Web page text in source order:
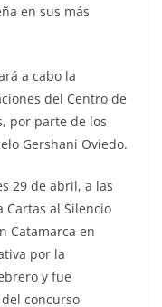
en sus más
a cabo la
del Centro de
por parte de los
Gershani Oviedo.
29 de abril, a las
Cartas al Silencio
Catamarca en
por la
y fue
concurso